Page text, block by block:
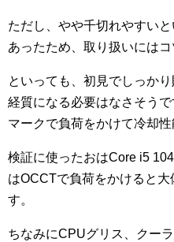
ただし、やや千切れやすい
あったため、取り扱いには
といっても、初見でしっか
経質になる必要はなさそう
マークで負荷をかけて冷却性
検証に使ったおはCore i5
はOCCTで負荷をかけると
す。
ちなみにCPUグリス、クー